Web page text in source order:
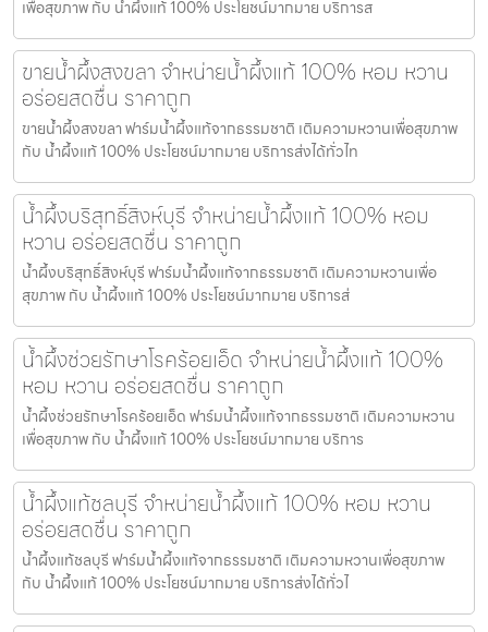
เพื่อสุขภาพ กับ น้ำผึ้งแท้ 100% ประโยชน์มากมาย บริการส
ขายน้ำผึ้งสงขลา จำหน่ายน้ำผึ้งแท้ 100% หอม หวาน
อร่อยสดชื่น ราคาถูก
ขายน้ำผึ้งสงขลา ฟาร์มน้ำผึ้งแท้จากธรรมชาติ เติมความหวานเพื่อสุขภาพ
กับ น้ำผึ้งแท้ 100% ประโยชน์มากมาย บริการส่งได้ทั่วไท
น้ำผึ้งบริสุทธิ์สิงห์บุรี จำหน่ายน้ำผึ้งแท้ 100% หอม
หวาน อร่อยสดชื่น ราคาถูก
น้ำผึ้งบริสุทธิ์สิงห์บุรี ฟาร์มน้ำผึ้งแท้จากธรรมชาติ เติมความหวานเพื่อ
สุขภาพ กับ น้ำผึ้งแท้ 100% ประโยชน์มากมาย บริการส่
น้ำผึ้งช่วยรักษาโรคร้อยเอ็ด จำหน่ายน้ำผึ้งแท้ 100%
หอม หวาน อร่อยสดชื่น ราคาถูก
น้ำผึ้งช่วยรักษาโรคร้อยเอ็ด ฟาร์มน้ำผึ้งแท้จากธรรมชาติ เติมความหวาน
เพื่อสุขภาพ กับ น้ำผึ้งแท้ 100% ประโยชน์มากมาย บริการ
น้ำผึ้งแท้ชลบุรี จำหน่ายน้ำผึ้งแท้ 100% หอม หวาน
อร่อยสดชื่น ราคาถูก
น้ำผึ้งแท้ชลบุรี ฟาร์มน้ำผึ้งแท้จากธรรมชาติ เติมความหวานเพื่อสุขภาพ
กับ น้ำผึ้งแท้ 100% ประโยชน์มากมาย บริการส่งได้ทั่วไ